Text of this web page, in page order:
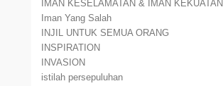
IMAN KESELAMATAN & IMAN KEKUATAN
Iman Yang Salah
INJIL UNTUK SEMUA ORANG
INSPIRATION
INVASION
istilah persepuluhan